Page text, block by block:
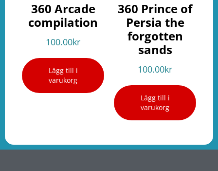
360 Arcade
compilation
100.00kr
Lägg till i
varukorg
360 Prince of
Persia the
forgotten
sands
100.00kr
Lägg till i
varukorg